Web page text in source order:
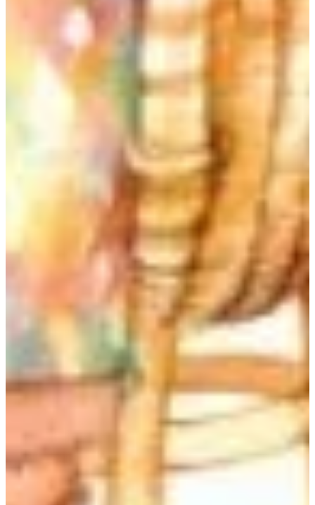
Colecionáveis
Cursos On line
E-Books
Taba na Escola